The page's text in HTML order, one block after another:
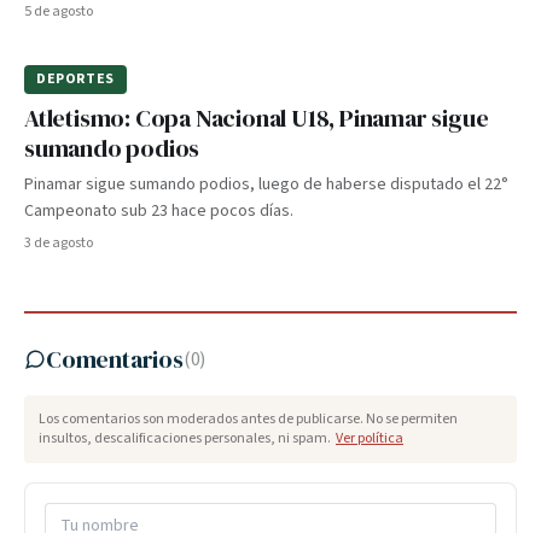
5 de agosto
DEPORTES
Atletismo: Copa Nacional U18, Pinamar sigue
sumando podios
Pinamar sigue sumando podios, luego de haberse disputado el 22°
Campeonato sub 23 hace pocos días.
3 de agosto
Comentarios(0)
Los comentarios son moderados antes de publicarse. No se permiten
insultos, descalificaciones personales, ni spam. Ver política